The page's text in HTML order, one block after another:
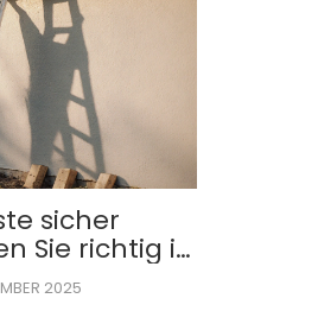
sicher
Sie richtig in
2025